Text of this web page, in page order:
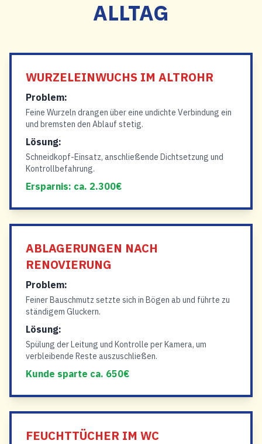
ALLTAG
WURZELEINWUCHS IM ALTROHR
Problem:
Feine Wurzeln drangen über eine undichte Verbindung ein
und bremsten den Ablauf stetig.
Lösung:
Schneidkopf-Einsatz, anschließende Dichtsetzung und
Kontrollbefahrung.
Ersparnis: ca. 2.300€
ABLAGERUNGEN NACH
RENOVIERUNG
Problem:
Feiner Bauschmutz setzte sich in Bögen ab und führte zu
ständigem Gluckern.
Lösung:
Spülung der Leitung und Kontrolle per Kamera, um
verbleibende Reste auszuschließen.
Kunde sparte ca. 650€
FEUCHTTÜCHER IM WC